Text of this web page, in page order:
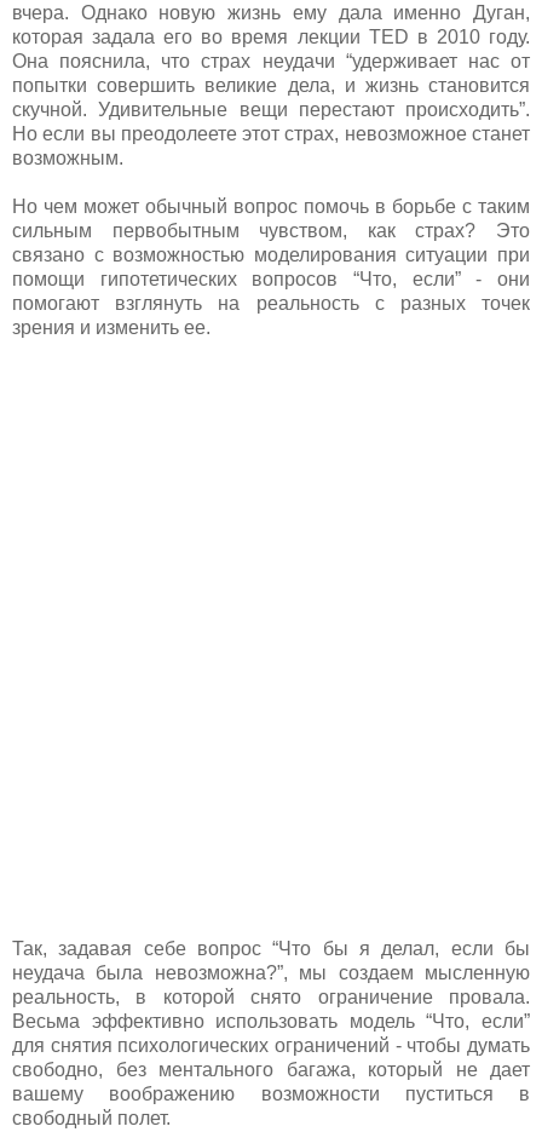
вчера. Однако новую жизнь ему дала именно Дуган,
которая задала его во время лекции TED в 2010 году.
Она пояснила, что страх неудачи “удерживает нас от
попытки совершить великие дела, и жизнь становится
скучной. Удивительные вещи перестают происходить”.
Но если вы преодолеете этот страх, невозможное станет
возможным.
Но чем может обычный вопрос помочь в борьбе с таким
сильным первобытным чувством, как страх? Это
связано с возможностью моделирования ситуации при
помощи гипотетических вопросов “Что, если” - они
помогают взглянуть на реальность с разных точек
зрения и изменить ее.
Так, задавая себе вопрос “Что бы я делал, если бы
неудача была невозможна?”, мы создаем мысленную
реальность, в которой снято ограничение провала.
Весьма эффективно использовать модель “Что, если”
для снятия психологических ограничений - чтобы думать
свободно, без ментального багажа, который не дает
вашему воображению возможности пуститься в
свободный полет.